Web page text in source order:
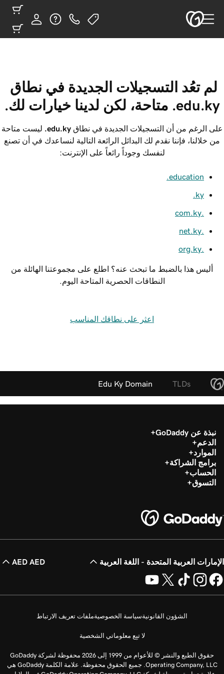
لم تعُد التسجيلات الجديدة في نطاق
‎.edu.ky متاحة، لكن لدينا خيارات لك.
على الرغم من أن التسجيلات الجديدة في نطاق‎.edu.ky
ليست متاحة
من خلالنا، فإننا نقدم لك البدائل الرائعة التالية لنساعدك في أن تصنع
لنفسك وجوداً رائعاً على الإنترنت:
‎.education
‎.ky
أليس هذا بالضبط ما تبحث عنه؟ اطلع على مجموعتنا الهائلة من
النطاقات الحصرية المتاحة اليوم.
اعثر على نطاقك المناسب
TLDs
Edu Ky Domain
نبذة عن GoDaddy
الدعم
الموارد
برامج الشراكة
الحساب
التسوق
الإمارات العربية المتحدة - اللغة العربية AED AED
الشؤون القانونيةسياسة الخصوصيةملفات تعريف الارتباط
لا تبِع معلوماتي الشخصية
حقوق الطبع والنشر © للأعوام من 1999 إلى 2026 محفوظة لشركة GoDaddy
Operating Company, LLC. جميع الحقوق محفوظة. علامة الكلمة GoDaddy هي